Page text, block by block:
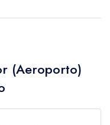
(Aeroporto)